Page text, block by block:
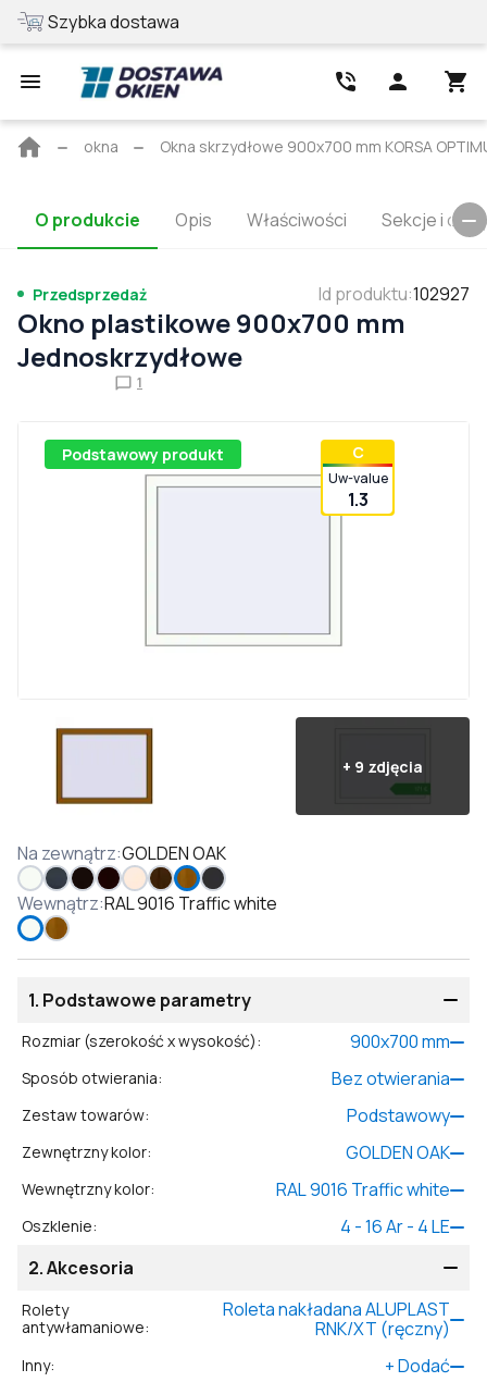
Szybka dostawa
Strona
okna Okna skrzydłowe 900x700 mm KORSA
O produkcie Opis Właściwości Sekcje i
Przedsprzedaż Id produktu:102927
Okno plastikowe 900x700 mm
Jednoskrzydłowe
1
Podstawowy produkt С
Uw-value
1.3
+ 9 zdjęcia
Na zewnątrz:GOLDEN OAK
Wewnątrz:RAL 9016 Traffic white
1. Podstawowe parametry
Rozmiar (szerokość x wysokość): 900x700mm
Sposób otwierania: Bez otwierania
Zestaw towarów: Podstawowy
Zewnętrzny kolor: GOLDEN OAK
Wewnętrzny kolor: RAL 9016 Traffic white
Oszklenie:
4 - 16 Ar - 4 LE
2.Akcesoria
Rolety
antywłamaniowe:
Roleta nakładana ALUPLAST
RNK/XT (ręczny)
Inny: +Dodać